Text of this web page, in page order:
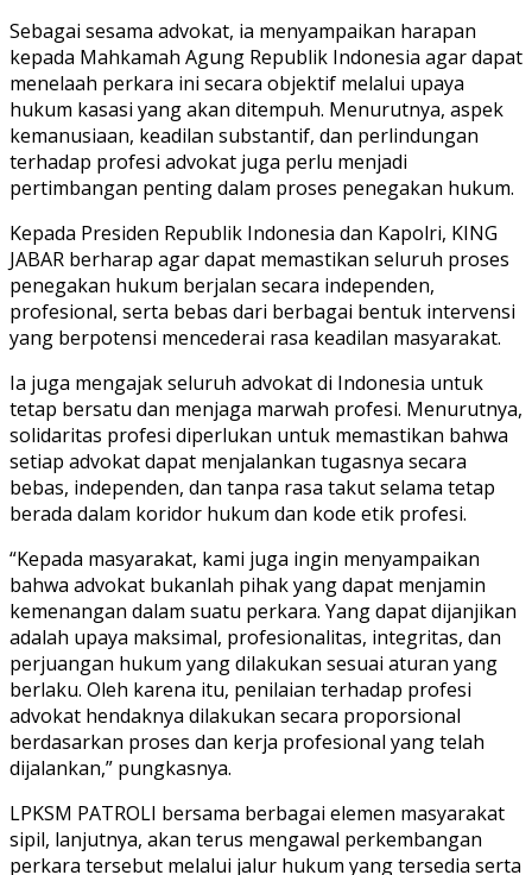
Sebagai sesama advokat, ia menyampaikan harapan
kepada Mahkamah Agung Republik Indonesia agar dapat
menelaah perkara ini secara objektif melalui upaya
hukum kasasi yang akan ditempuh. Menurutnya, aspek
kemanusiaan, keadilan substantif, dan perlindungan
terhadap profesi advokat juga perlu menjadi
pertimbangan penting dalam proses penegakan hukum.
Kepada Presiden Republik Indonesia dan Kapolri, KING
JABAR berharap agar dapat memastikan seluruh proses
penegakan hukum berjalan secara independen,
profesional, serta bebas dari berbagai bentuk intervensi
yang berpotensi mencederai rasa keadilan masyarakat.
Ia juga mengajak seluruh advokat di Indonesia untuk
tetap bersatu dan menjaga marwah profesi. Menurutnya,
solidaritas profesi diperlukan untuk memastikan bahwa
setiap advokat dapat menjalankan tugasnya secara
bebas, independen, dan tanpa rasa takut selama tetap
berada dalam koridor hukum dan kode etik profesi.
“Kepada masyarakat, kami juga ingin menyampaikan
bahwa advokat bukanlah pihak yang dapat menjamin
kemenangan dalam suatu perkara. Yang dapat dijanjikan
adalah upaya maksimal, profesionalitas, integritas, dan
perjuangan hukum yang dilakukan sesuai aturan yang
berlaku. Oleh karena itu, penilaian terhadap profesi
advokat hendaknya dilakukan secara proporsional
berdasarkan proses dan kerja profesional yang telah
dijalankan,” pungkasnya.
LPKSM PATROLI bersama berbagai elemen masyarakat
sipil, lanjutnya, akan terus mengawal perkembangan
perkara tersebut melalui jalur hukum yang tersedia serta